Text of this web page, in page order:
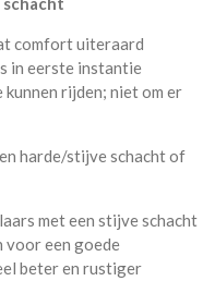
comfort uiteraard
in eerste instantie
rijden; niet om er
harde/stijve schacht of
met een stijve schacht
voor een goede
beter en rustiger